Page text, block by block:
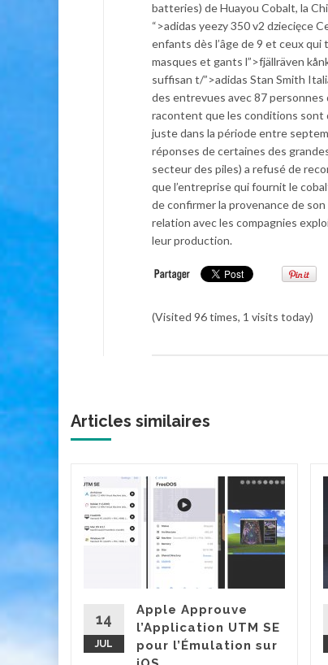
batteries) de Huayou Cobalt, la
“>adidas yeezy 350 v2 dziecięce
enfants dès l’âge de 9 et ceux
masques et gants l”>fjällräven
suffisan t/”>adidas Stan Smith
des entrevues avec 87
racontent que les conditions sont
juste dans la période entre
réponses de certaines des
secteur des piles) a refusé de
que l’entreprise qui fournit le
de confirmer la provenance de son
relation avec les compagnies
leur production.
(Visited 96 times, 1 visits today)
Articles similaires
14
JUL
Apple Approuve
l’Application UTM SE
pour l’Émulation sur